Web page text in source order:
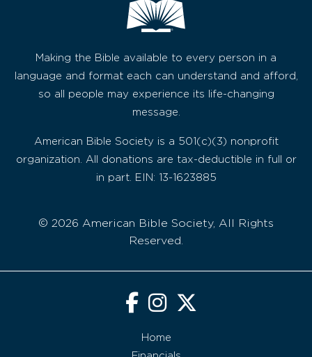
Making the Bible available to every person in a
language and format each can understand and afford,
so all people may experience its life-changing
message.
American Bible Society is a 501(c)(3) nonprofit
organization. All donations are tax-deductible in full or
in part. EIN: 13-1623885
© 2026 American Bible Society, All Rights
Reserved.
Home